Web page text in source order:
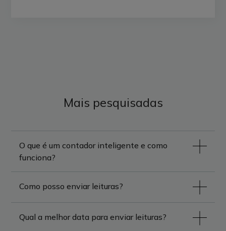
Mais pesquisadas
O que é um contador inteligente e como
funciona?
Como posso enviar leituras?
Qual a melhor data para enviar leituras?